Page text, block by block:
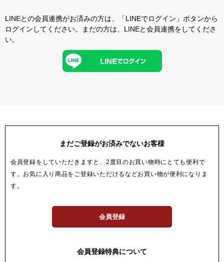
LINEとの会員連携がお済みの方は、「LINEでログイン」ボタンから
ログインしてください。まだの方は、 LINEと会員連携をしてくださ
い。
まだご登録がお済みでないお客様
会員登録をしていただきますと、2度目のお買い物時にとても便利で
す。お気に入り商品をご登録いただけるなどお買い物が便利になりま
す。
会員登録
会員登録特典について